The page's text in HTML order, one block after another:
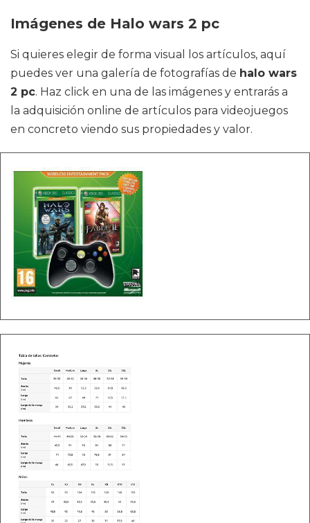
Imágenes de Halo wars 2 pc
Si quieres elegir de forma visual los artículos, aquí
puedes ver una galería de fotografías de halo wars
2 pc. Haz click en una de las imágenes y entrarás a
la adquisición online de artículos para videojuegos
en concreto viendo sus propiedades y valor.